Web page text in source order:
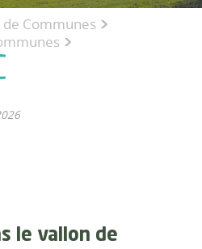
Communes >
le vallon de